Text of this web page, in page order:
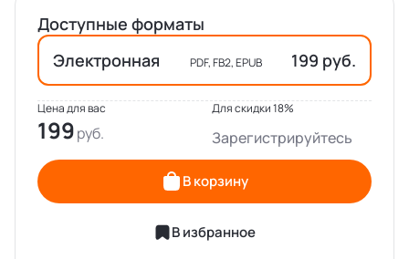
Доступные форматы
Электронная
PDF, FB2, EPUB 199 руб.
Цена для вас
199
Для скидки 18%
Зарегистрируйтесь
В корзину
В избранное